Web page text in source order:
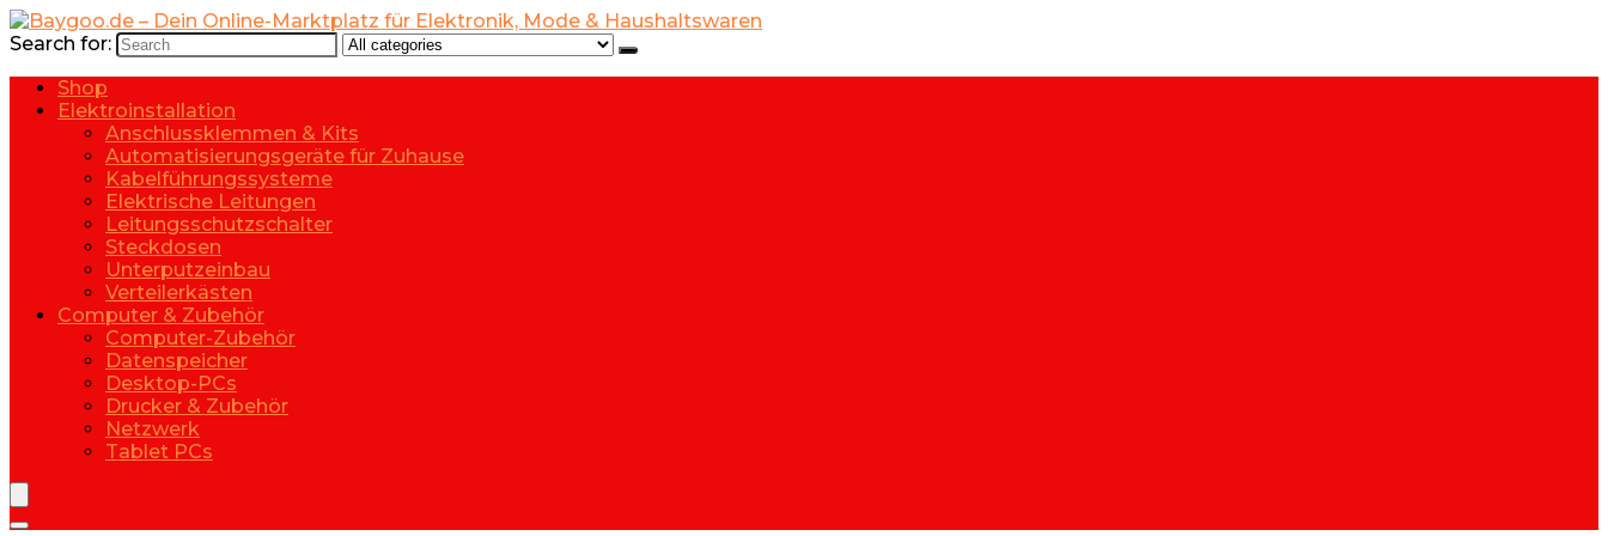
Search for:
Shop
Elektroinstallation
Anschlussklemmen & Kits
Automatisierungsgeräte für Zuhause
Kabelführungssysteme
Elektrische Leitungen
Leitungsschutzschalter
Steckdosen
Unterputzeinbau
Verteilerkästen
Computer & Zubehör
Computer-Zubehör
Datenspeicher
Desktop-PCs
Drucker & Zubehör
Netzwerk
Tablet PCs